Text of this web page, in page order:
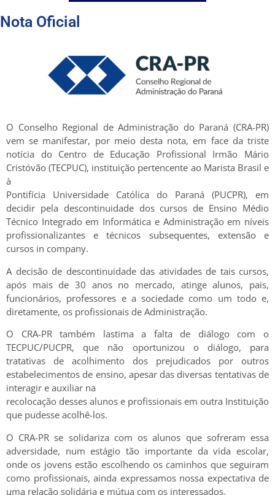
Nota Oficial
O Conselho Regional de Administração do Paraná (CRA-PR)
vem se manifestar, por meio desta nota, em face da triste
notícia do Centro de Educação Profissional Irmão Mário
Cristóvão (TECPUC), instituição pertencente ao Marista Brasil e
à
Pontifícia Universidade Católica do Paraná (PUCPR), em
decidir pela descontinuidade dos cursos de Ensino Médio
Técnico Integrado em Informática e Administração em níveis
profissionalizantes e técnicos subsequentes, extensão e
cursos in company.
A decisão de descontinuidade das atividades de tais cursos,
após mais de 30 anos no mercado, atinge alunos, pais,
funcionários, professores e a sociedade como um todo e,
diretamente, os profissionais de Administração.
O CRA-PR também lastima a falta de diálogo com o
TECPUC/PUCPR, que não oportunizou o diálogo, para
tratativas de acolhimento dos prejudicados por outros
estabelecimentos de ensino, apesar das diversas tentativas de
interagir e auxiliar na
recolocação desses alunos e profissionais em outra Instituição
que pudesse acolhê-los.
O CRA-PR se solidariza com os alunos que sofreram essa
adversidade, num estágio tão importante da vida escolar,
onde os jovens estão escolhendo os caminhos que seguiram
como profissionais, ainda expressamos nossa expectativa de
uma relação solidária e mútua com os interessados.